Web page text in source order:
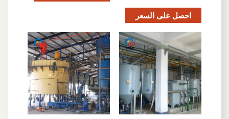
احصل على السعر